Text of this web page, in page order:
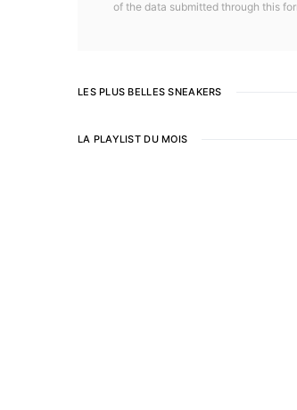
of the data submitted through this
LES PLUS BELLES SNEAKERS
LA PLAYLIST DU MOIS